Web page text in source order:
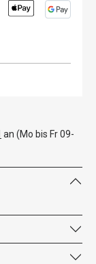
an (Mo bis Fr 09-